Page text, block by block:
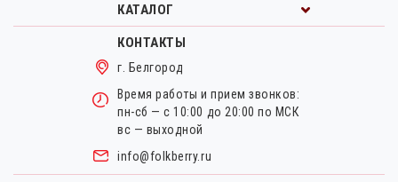
КАТАЛОГ
КОНТАКТЫ
г. Белгород
Время работы и прием звонков:
пн-сб — с 10:00 до 20:00 по МСК
вс — выходной
info@folkberry.ru